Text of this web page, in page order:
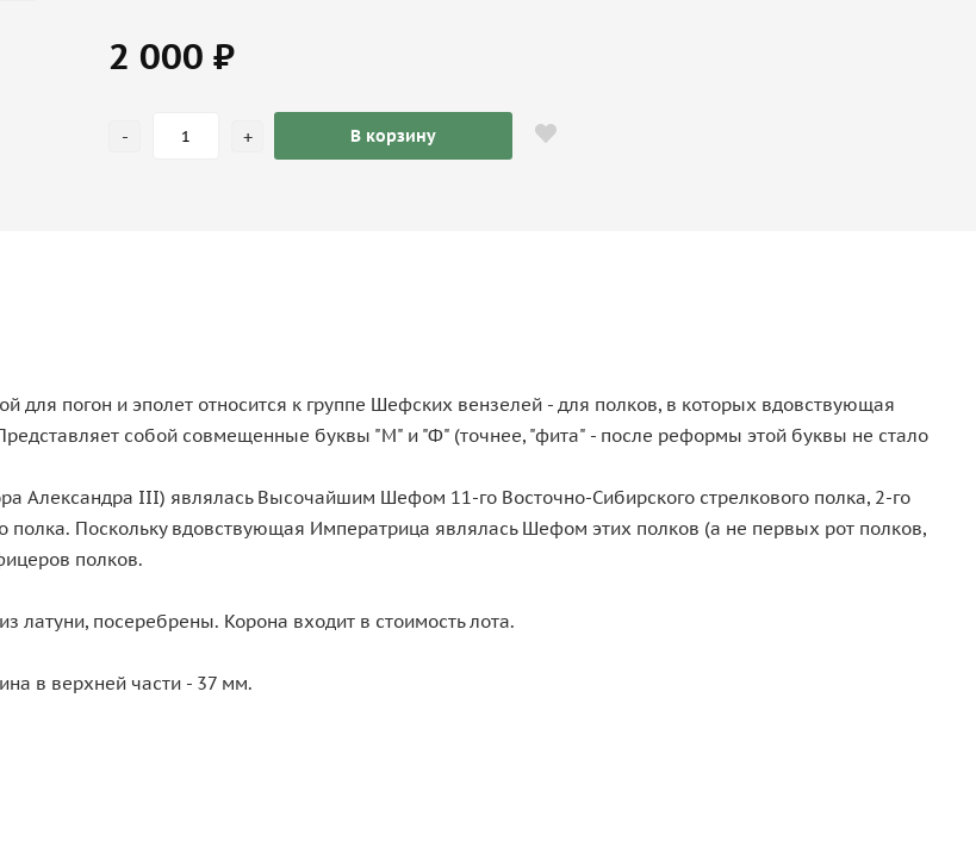
2 000 ₽
- + В корзину
погон и эполет относится к группе Шефских вензелей - для полков, в которых вдовствующая
собой совмещенные буквы "М" и "Ф" (точнее, "фита" - после реформы этой буквы не стало
III) являлась Высочайшим Шефом 11-го Восточно-Сибирского стрелкового полка, 2-го
полка. Поскольку вдовствующая Императрица являлась Шефом этих полков (а не первых рот полков,
полков.
латуни, посеребрены. Корона входит в стоимость лота.
в верхней части - 37 мм.